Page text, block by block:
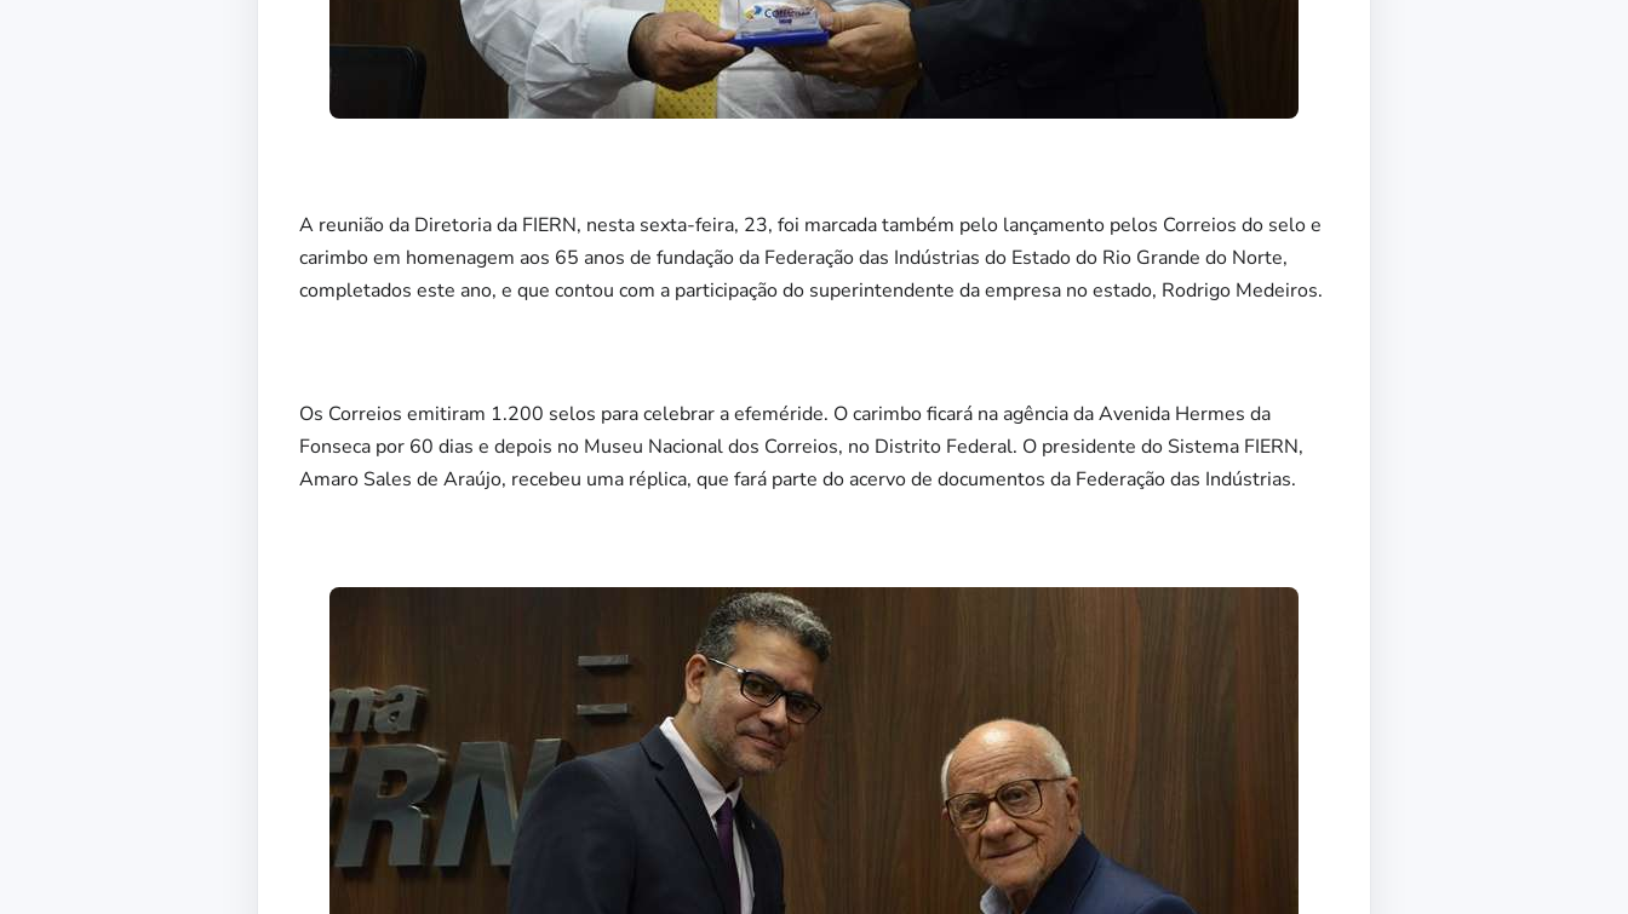
A reunião da Diretoria da FIERN, nesta sexta-feira, 23, foi marcada também pelo lançamento pelos Correios do selo e
carimbo em homenagem aos 65 anos de fundação da Federação das Indústrias do Estado do Rio Grande do Norte,
completados este ano, e que contou com a participação do superintendente da empresa no estado, Rodrigo Medeiros.
Os Correios emitiram 1.200 selos para celebrar a efeméride. O carimbo ficará na agência da Avenida Hermes da
Fonseca por 60 dias e depois no Museu Nacional dos Correios, no Distrito Federal. O presidente do Sistema FIERN,
Amaro Sales de Araújo, recebeu uma réplica, que fará parte do acervo de documentos da Federação das Indústrias.